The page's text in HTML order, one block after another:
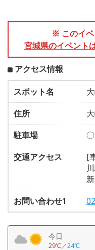
※ このイベ
宮城県のイベント
アクセス情報
スポット名
住所
駐車場
交通アクセス
[
お問い合わせ1
今日
29℃／24℃